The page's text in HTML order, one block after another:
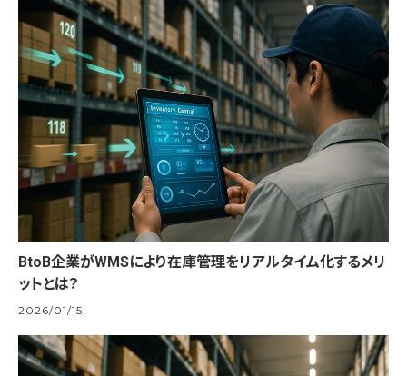
BtoB企業がWMSにより在庫管理をリアルタイム化するメリ
ットとは？
2026/01/15